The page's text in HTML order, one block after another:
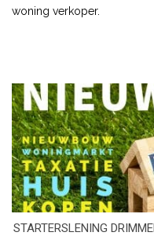
woning verkoper.
STARTERSLENING